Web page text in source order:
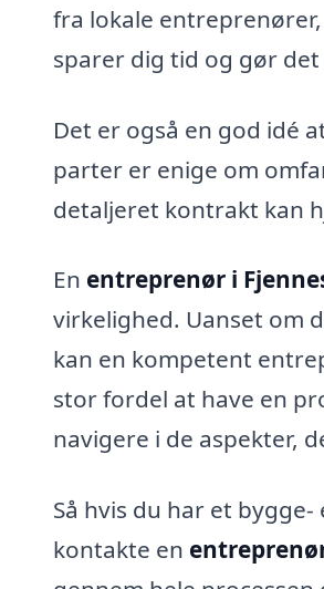
fra lokale
sparer dig tid og gør
Det er også en god idé
parter er enige om
detaljeret kontrakt kan
En entreprenør i
virkelighed. Uanset om
kan en kompetent
stor fordel at have en
navigere i de aspekter,
Så hvis du har et
kontakte en